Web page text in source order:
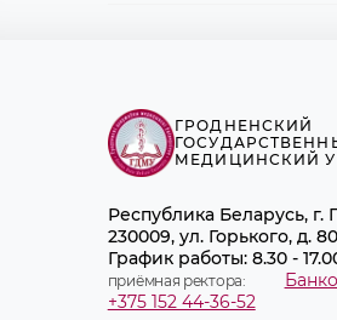
ГРОДНЕНСКИЙ
МЕДИЦИНСКИЙ
Республика Беларусь, г.
230009, ул. Горького, д.
График работы: 8.30 -
приёмная ректора:
+375 152 44-36-52